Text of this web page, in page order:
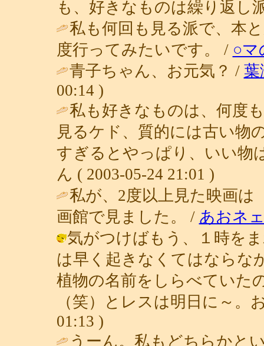
も、好きなものは繰り返し
私も何回も見る派で、本
度行ってみたいです。 / ○マ
青子ちゃん、お元気？ / 葉
00:14 )
私も好きなものは、何度
見るケド、質的には古い物
すぎるとやっぱり、いい物
ん ( 2003-05-24 21:01 )
私が、2度以上見た映画は
画館で見ました。 / あおネ
気がつけばもう、１時を
は早く起きなくてはならな
植物の名前をしらべていた
（笑）とレスは明日に～。
01:13 )
うーん。私もどちらかと